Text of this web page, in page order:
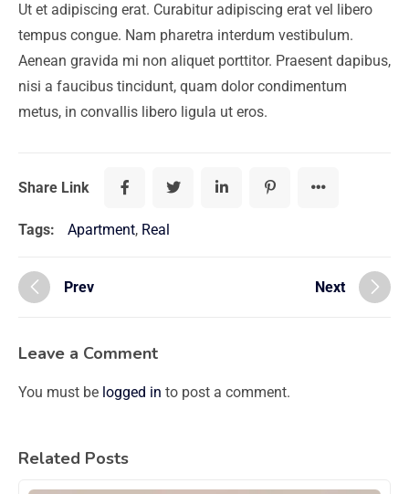
Ut et adipiscing erat. Curabitur adipiscing erat vel libero
tempus congue. Nam pharetra interdum vestibulum.
Aenean gravida mi non aliquet porttitor. Praesent dapibus,
nisi a faucibus tincidunt, quam dolor condimentum
metus, in convallis libero ligula ut eros.
Share Link
Tags: Apartment, Real
Prev Next
Leave a Comment
You must be logged in to post a comment.
Related Posts